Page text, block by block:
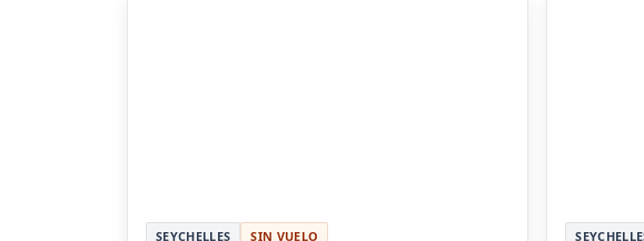
SEYCHELLES SIN VUELO